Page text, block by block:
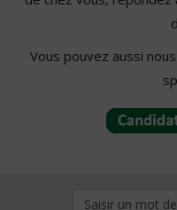
Vous pouvez aussi